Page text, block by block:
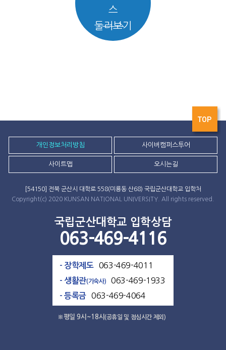
스
둘러보기
개인정보처리방침 사이버캠퍼스투어
사이트맵 오시는길
[54150] 전북 군산시 대학로 558(미룡동 산68) 국립군산대학교 입학처
Copyright(c) 2020 KUNSAN NATIONAL UNIVERSITY. All rights reserved.
국립군산대학교 입학상담
063-469-4116
- 장학제도 063-469-4011
- 생활관(기숙사) 063-469-1933
- 등록금 063-469-4064
※평일 9시~18시(공휴일 및 점심시간 제외)